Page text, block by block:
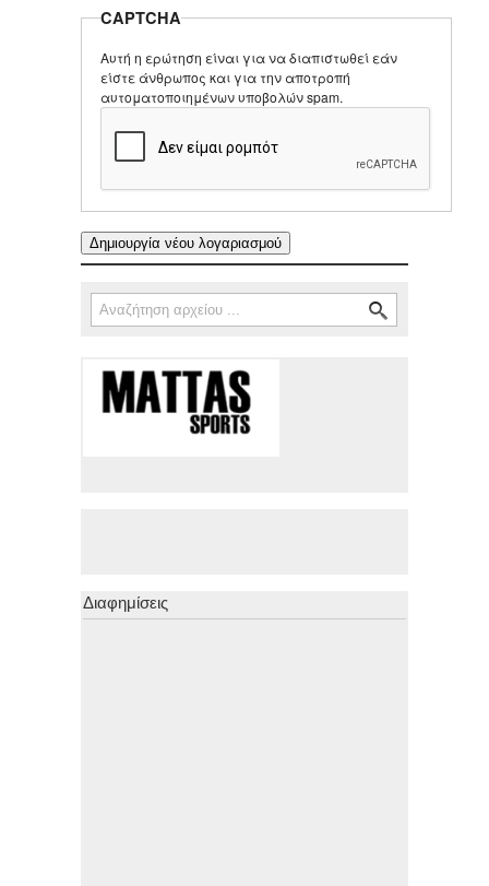
CAPTCHA
Αυτή η ερώτηση είναι για να διαπιστωθεί εάν
είστε άνθρωπος και για την αποτροπή
αυτοματοποιημένων υποβολών spam.
Φόρμα αναζήτησης
Αναζήτηση
Διαφημίσεις